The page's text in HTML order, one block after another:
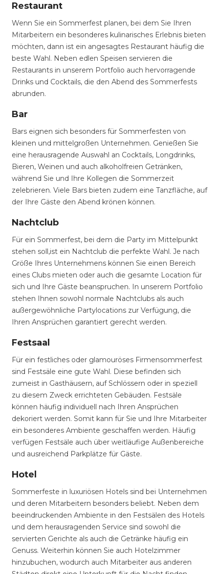
Restaurant
Wenn Sie ein Sommerfest planen, bei dem Sie Ihren
Mitarbeitern ein besonderes kulinarisches Erlebnis bieten
möchten, dann ist ein angesagtes Restaurant häufig die
beste Wahl. Neben edlen Speisen servieren die
Restaurants in unserem Portfolio auch hervorragende
Drinks und Cocktails, die den Abend des Sommerfests
abrunden.
Bar
Bars eignen sich besonders für Sommerfesten von
kleinen und mittelgroßen Unternehmen. Genießen Sie
eine herausragende Auswahl an Cocktails, Longdrinks,
Bieren, Weinen und auch alkoholfreien Getränken,
während Sie und Ihre Kollegen die Sommerzeit
zelebrieren. Viele Bars bieten zudem eine Tanzfläche, auf
der Ihre Gäste den Abend krönen können.
Nachtclub
Für ein Sommerfest, bei dem die Party im Mittelpunkt
stehen soll,ist ein Nachtclub die perfekte Wahl. Je nach
Größe Ihres Unternehmens können Sie einen Bereich
eines Clubs mieten oder auch die gesamte Location für
sich und Ihre Gäste beanspruchen. In unserem Portfolio
stehen Ihnen sowohl normale Nachtclubs als auch
außergewöhnliche Partylocations zur Verfügung, die
Ihren Ansprüchen garantiert gerecht werden.
Festsaal
Für ein festliches oder glamouröses Firmensommerfest
sind Festsäle eine gute Wahl. Diese befinden sich
zumeist in Gasthäusern, auf Schlössern oder in speziell
zu diesem Zweck errichteten Gebäuden. Festsäle
können häufig individuell nach Ihren Ansprüchen
dekoriert werden. Somit kann für Sie und Ihre Mitarbeiter
ein besonderes Ambiente geschaffen werden. Häufig
verfügen Festsäle auch über weitläufige Außenbereiche
und ausreichend Parkplätze für Gäste.
Hotel
Sommerfeste in luxuriösen Hotels sind bei Unternehmen
und deren Mitarbeitern besonders beliebt. Neben dem
beeindruckenden Ambiente in den Festsälen des Hotels
und dem herausragenden Service sind sowohl die
servierten Gerichte als auch die Getränke häufig ein
Genuss. Weiterhin können Sie auch Hotelzimmer
hinzubuchen, wodurch auch Mitarbeiter aus anderen